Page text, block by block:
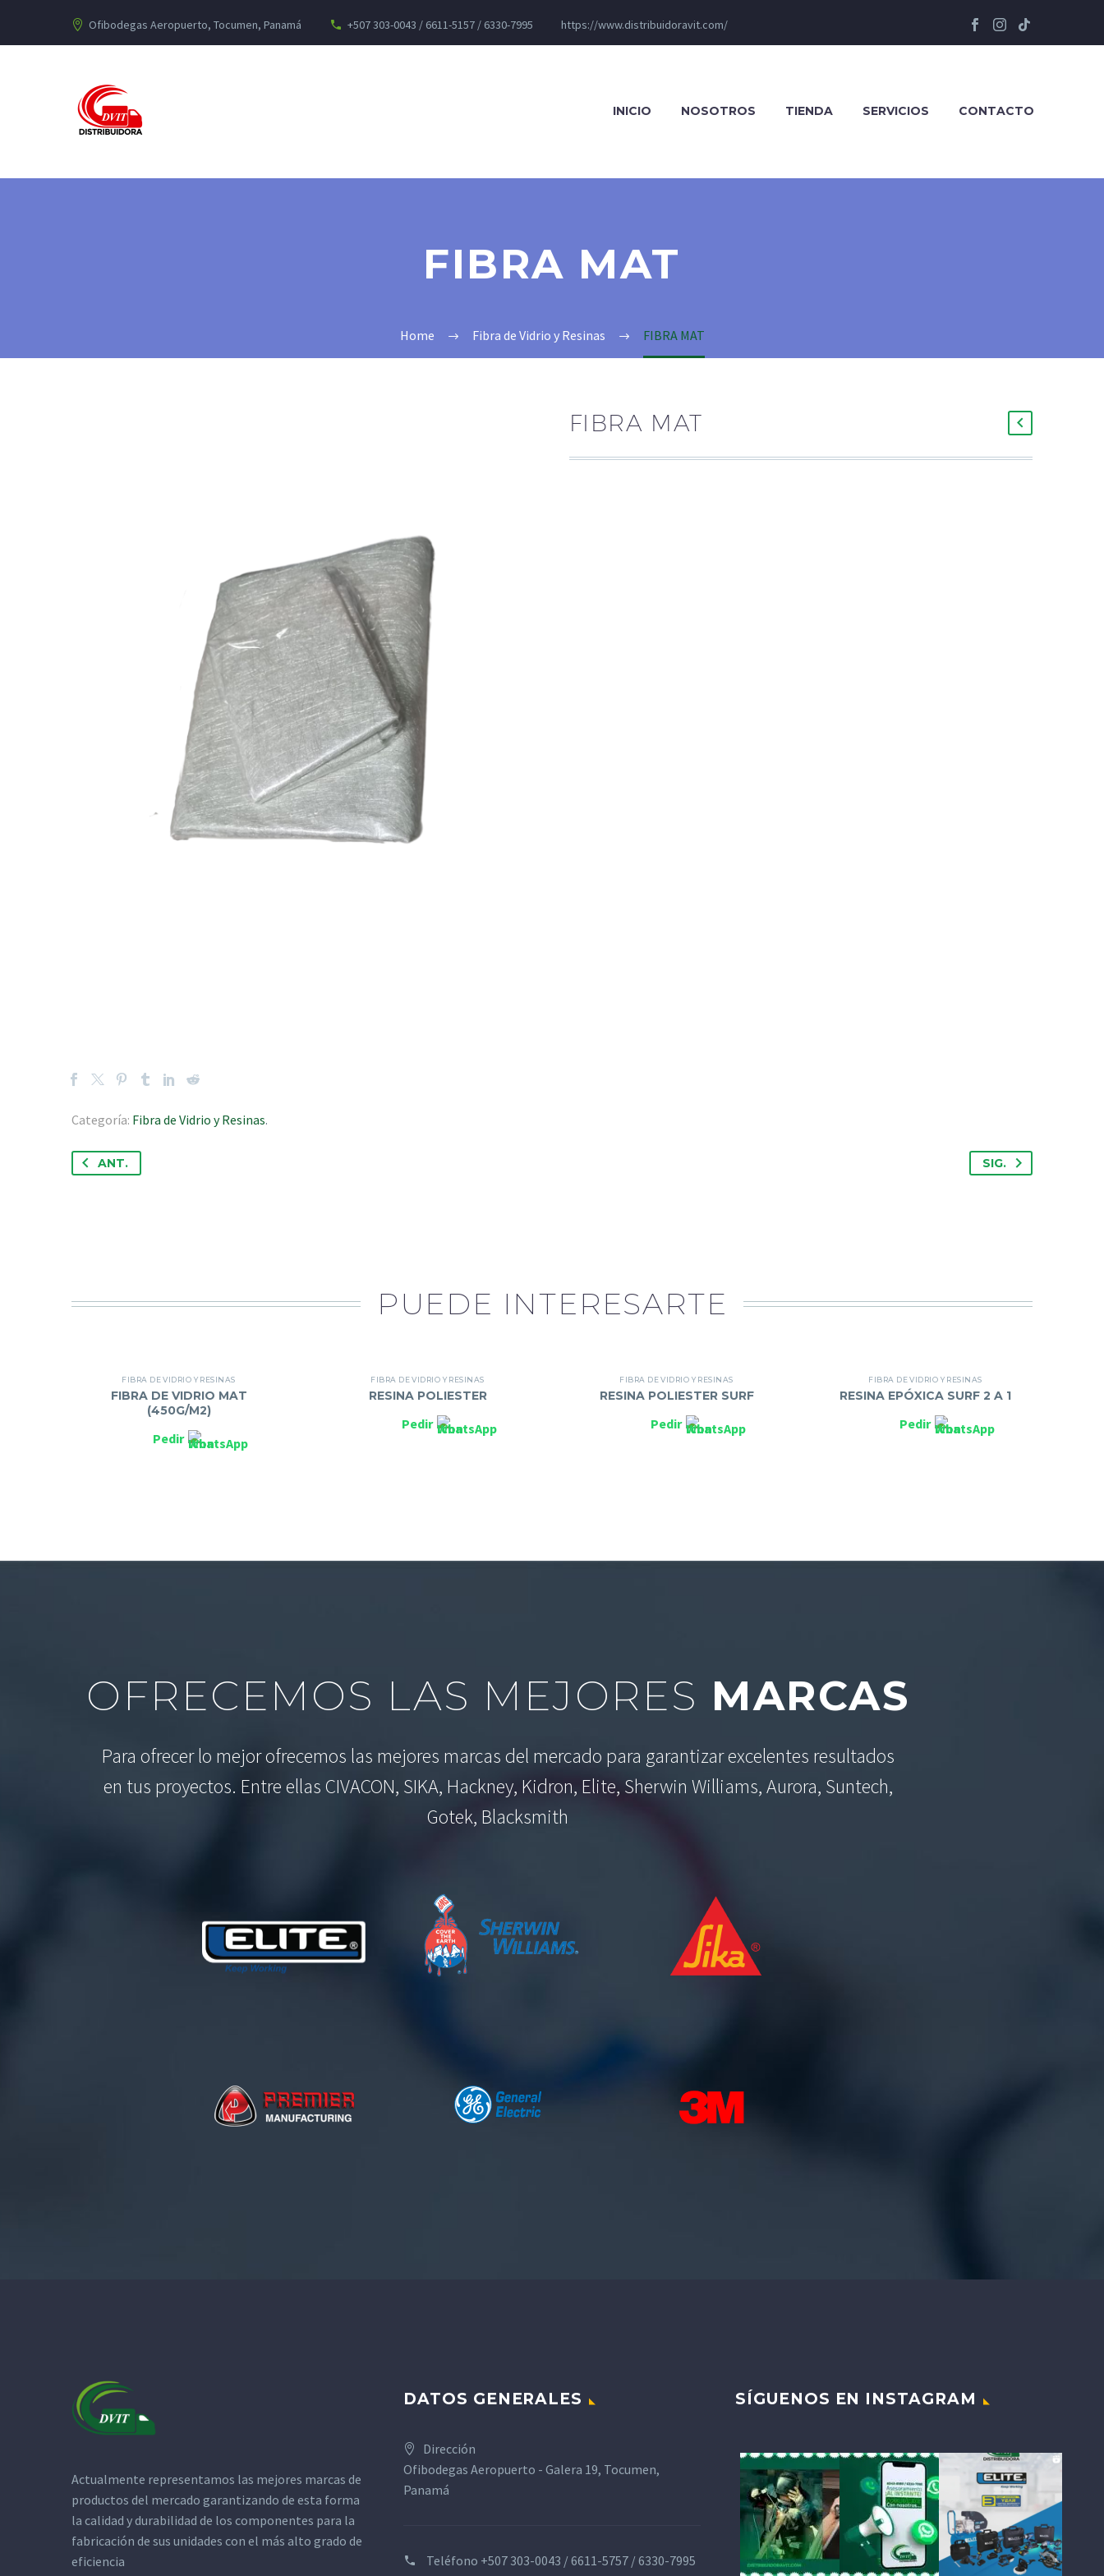
Ofibodegas Aeropuerto, Tocumen, Panamá +507 303-0043 / 6611-5157 / 6330-7995 https://www.distribuidoravit.com/
INICIO NOSOTROS TIENDA SERVICIOS CONTACTO
FIBRA MAT
Home Fibra de Vidrio y Resinas FIBRA MAT
Categoría: Fibra de Vidrio y Resinas.
FIBRA MAT
ANT. SIG.
PUEDE INTERESARTE
FIBRA DE VIDRIO Y RESINAS
FIBRA DE VIDRIO MAT
(450G/M2)
Pedir
FIBRA DE VIDRIO Y RESINAS
RESINA POLIESTER
Pedir
FIBRA DE VIDRIO Y RESINAS
RESINA POLIESTER SURF
Pedir
FIBRA DE VIDRIO Y RESINAS
RESINA EPÓXICA SURF 2 A 1
Pedir
OFRECEMOS LAS MEJORES MARCAS
Para ofrecer lo mejor ofrecemos las mejores marcas del mercado para garantizar excelentes resultados
en tus proyectos. Entre ellas CIVACON, SIKA, Hackney, Kidron, Elite, Sherwin Williams, Aurora, Suntech,
Gotek, Blacksmith
Actualmente representamos las mejores marcas de
productos del mercado garantizando de esta forma
la calidad y durabilidad de los componentes para la
fabricación de sus unidades con el más alto grado de
eficiencia
DATOS GENERALES
Dirección
Ofibodegas Aeropuerto - Galera 19, Tocumen,
Panamá
Teléfono +507 303-0043 / 6611-5757 / 6330-7995
SÍGUENOS EN INSTAGRAM